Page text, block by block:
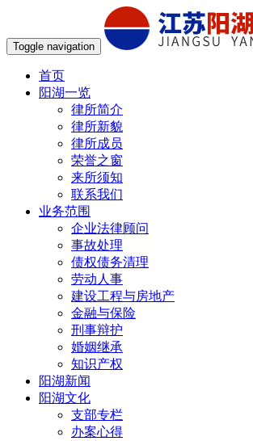
Toggle navigation
首页
阳湖一览
律所简介
律所新貌
律所成员
荣誉之窗
来所须知
联系我们
业务范围
企业法律顾问
事故处理
债权债务清理
劳动人事
建设工程与房地产
金融与保险
刑事辩护
婚姻继承
知识产权
阳湖新闻
阳湖文化
支部专栏
办案心得